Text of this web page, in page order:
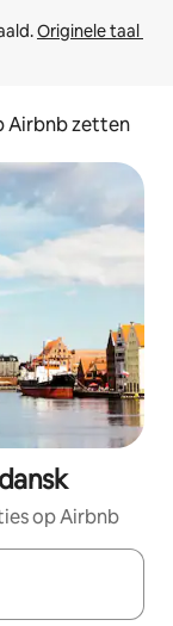
Originele taal
Airbnb zetten
op Airbnb
je een keuze